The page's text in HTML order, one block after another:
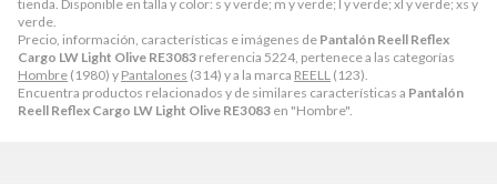
tienda. Disponible en talla y color: s y verde; m y verde; l y verde; xl y verde; xs y
verde.
Precio, información, características e imágenes de Pantalón Reell Reflex
Cargo LW Light Olive RE3083 referencia 5224, pertenece a las categorías
Hombre (1980) y Pantalones (314) y a la marca REELL (123).
Encuentra productos relacionados y de similares características a Pantalón
Reell Reflex Cargo LW Light Olive RE3083 en "Hombre".